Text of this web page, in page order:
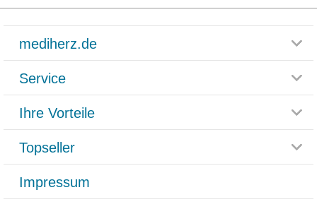
mediherz.de
Glossar
Häufig gestellte Fragen
Datenschutz
AGB
Service
Rücksendemöglichkeit
Paketlieferstatus
Versandkosten
Ihre Vorteile
Rezeptlieferung
Bonusprogramm
Gutschein und Rabatte
Kundenbewertung
Topseller
Grippostad
Bepanthen
Impressum